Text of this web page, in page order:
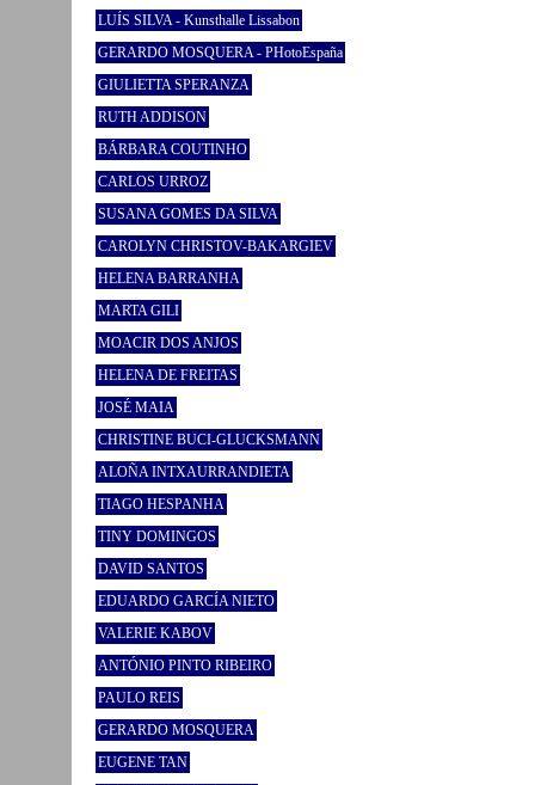
LUÍS SILVA - Kunsthalle Lissabon
GERARDO MOSQUERA - PHotoEspaña
GIULIETTA SPERANZA
RUTH ADDISON
BÁRBARA COUTINHO
CARLOS URROZ
SUSANA GOMES DA SILVA
CAROLYN CHRISTOV-BAKARGIEV
HELENA BARRANHA
MARTA GILI
MOACIR DOS ANJOS
HELENA DE FREITAS
JOSÉ MAIA
CHRISTINE BUCI-GLUCKSMANN
ALOÑA INTXAURRANDIETA
TIAGO HESPANHA
TINY DOMINGOS
DAVID SANTOS
EDUARDO GARCÍA NIETO
VALERIE KABOV
ANTÓNIO PINTO RIBEIRO
PAULO REIS
GERARDO MOSQUERA
EUGENE TAN